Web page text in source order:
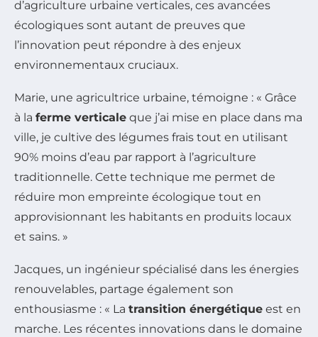
d’agriculture urbaine verticales, ces avancées
écologiques sont autant de preuves que
l’innovation peut répondre à des enjeux
environnementaux cruciaux.
Marie, une agricultrice urbaine, témoigne : « Grâce
à la ferme verticale que j’ai mise en place dans ma
ville, je cultive des légumes frais tout en utilisant
90% moins d’eau par rapport à l’agriculture
traditionnelle. Cette technique me permet de
réduire mon empreinte écologique tout en
approvisionnant les habitants en produits locaux
et sains. »
Jacques, un ingénieur spécialisé dans les énergies
renouvelables, partage également son
enthousiasme : « La transition énergétique est en
marche. Les récentes innovations dans le domaine